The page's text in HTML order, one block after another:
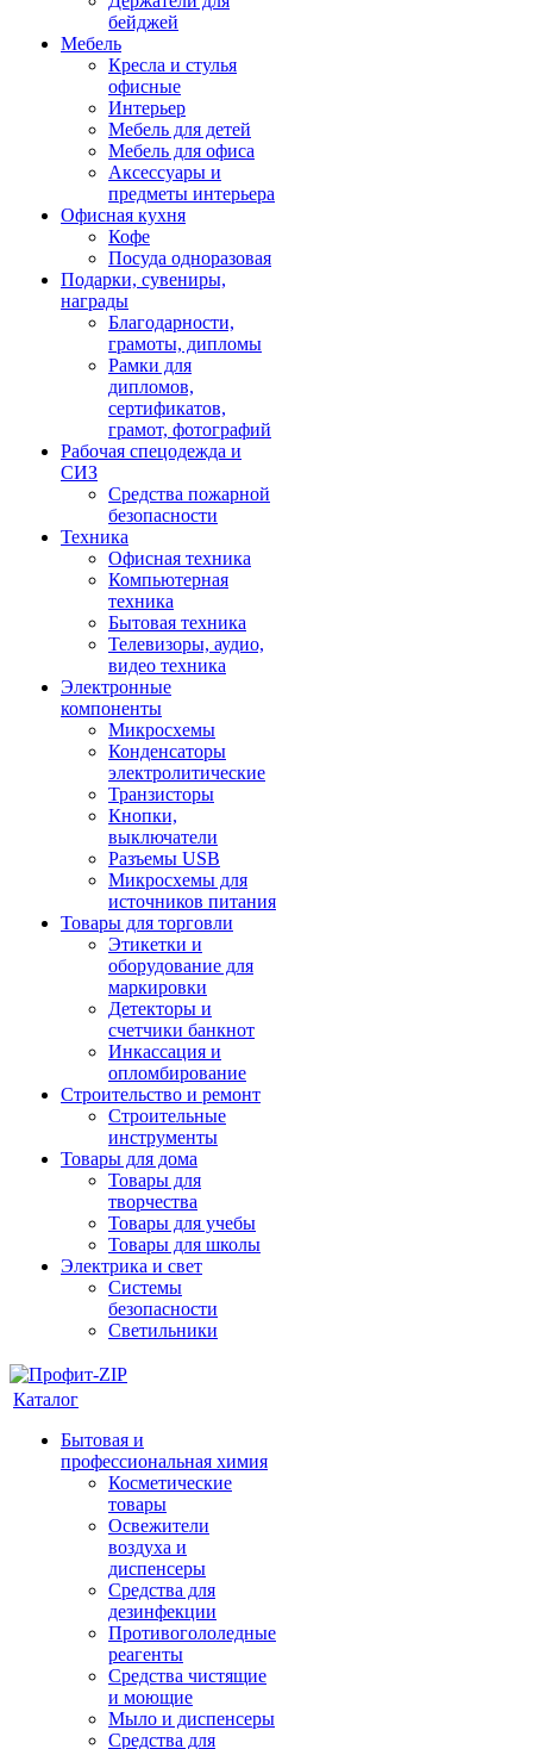
бейджей
Мебель
Кресла и стулья
офисные
Интерьер
Мебель для детей
Мебель для офиса
Аксессуары и
предметы интерьера
Офисная кухня
Кофе
Посуда одноразовая
Подарки, сувениры,
награды
Благодарности,
грамоты, дипломы
Рамки для
дипломов,
сертификатов,
грамот, фотографий
Рабочая спецодежда и
СИЗ
Средства пожарной
безопасности
Техника
Офисная техника
Компьютерная
техника
Бытовая техника
Телевизоры, аудио,
видео техника
Электронные
компоненты
Микросхемы
Конденсаторы
электролитические
Транзисторы
Кнопки,
выключатели
Разъемы USB
Микросхемы для
источников питания
Товары для торговли
Этикетки и
оборудование для
маркировки
Детекторы и
счетчики банкнот
Инкассация и
опломбирование
Строительство и ремонт
Строительные
инструменты
Товары для дома
Товары для
творчества
Товары для учебы
Товары для школы
Электрика и свет
Системы
безопасности
Светильники
Каталог
Бытовая и
профессиональная химия
Косметические
товары
Освежители
воздуха и
диспенсеры
Средства для
дезинфекции
Противогололедные
реагенты
Средства чистящие
и моющие
Мыло и диспенсеры
Средства для